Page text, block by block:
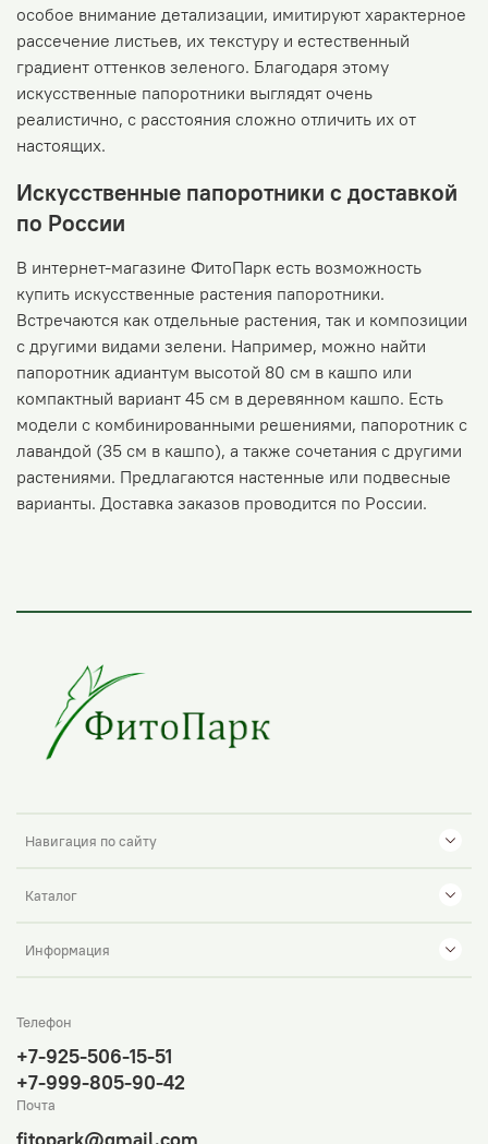
особое внимание детализации, имитируют характерное
рассечение листьев, их текстуру и естественный
градиент оттенков зеленого. Благодаря этому
искусственные папоротники выглядят очень
реалистично, с расстояния сложно отличить их от
настоящих.
Искусственные папоротники с доставкой
по России
В интернет-магазине ФитоПарк есть возможность
купить искусственные растения папоротники.
Встречаются как отдельные растения, так и композиции
с другими видами зелени. Например, можно найти
папоротник адиантум высотой 80 см в кашпо или
компактный вариант 45 см в деревянном кашпо. Есть
модели с комбинированными решениями, папоротник с
лавандой (35 см в кашпо), а также сочетания с другими
растениями. Предлагаются настенные или подвесные
варианты. Доставка заказов проводится по России.
Навигация по сайту
Каталог
Информация
Телефон
+7-925-506-15-51
+7-999-805-90-42
Почта
fitopark@gmail.com